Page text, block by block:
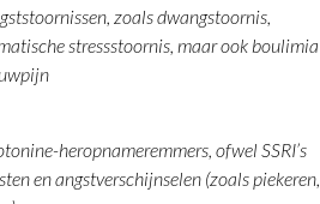
zoals dwangstoornis,
stressstoornis, maar ook boulimia
heropnameremmers, ofwel SSRI’s
en angstverschijnselen (zoals piekeren,